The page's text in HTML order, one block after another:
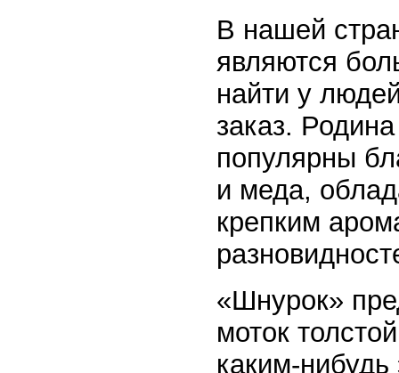
В нашей
являются
найти у
заказ.
популярны
и меда,
крепким
«Шнурок»
моток
каким-